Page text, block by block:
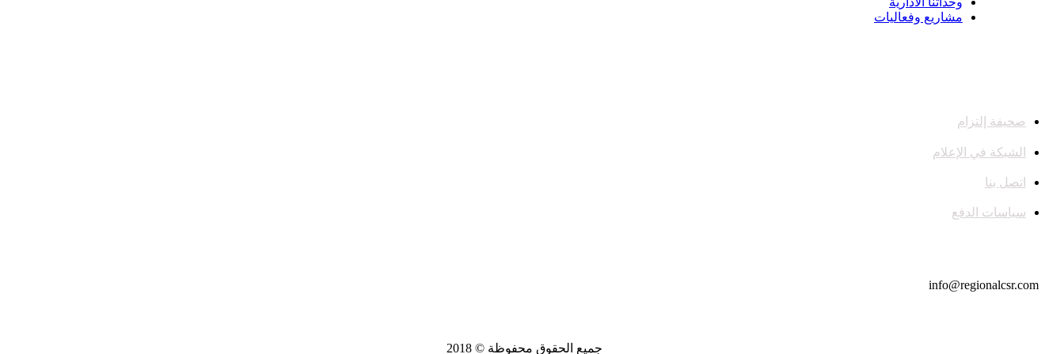
مشاريع وفعاليات
صحيفة إلتزام
الشبكة في الإعلام
اتصل بنا
سياسات الدفع
جميع الحقوق محفوظة © 2018